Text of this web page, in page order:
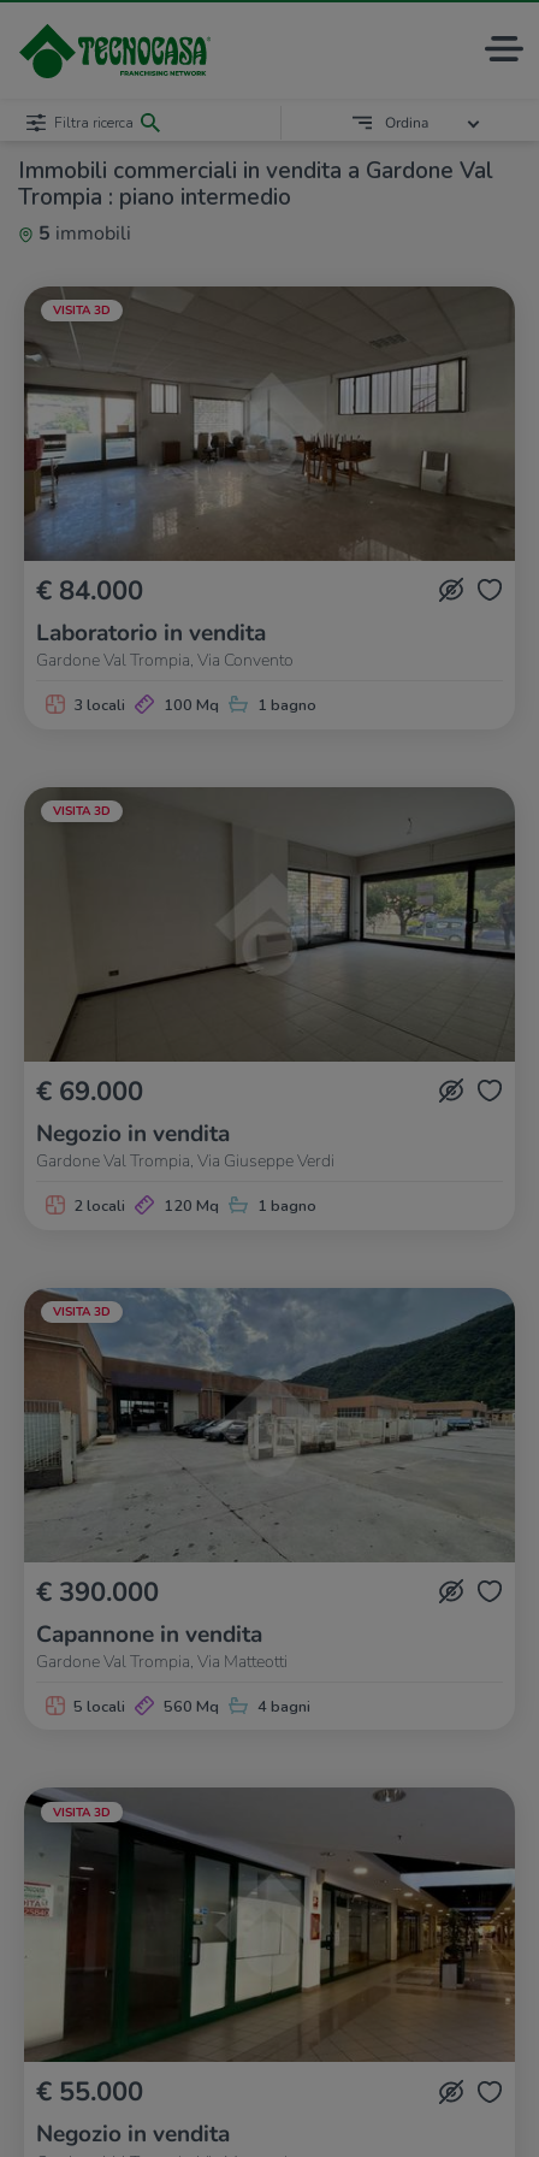
Immobili commerciali in vendita a Gardone Val
Trompia : piano intermedio
5 immobili
Filtra ricerca Ordina
VISITA 3D
€ 84.000
Laboratorio in vendita
Gardone Val Trompia, Via Convento
3 locali 100 Mq 1 bagno
VISITA 3D
€ 69.000
Negozio in vendita
Gardone Val Trompia, Via Giuseppe Verdi
2 locali 120 Mq 1 bagno
VISITA 3D
€ 390.000
Capannone in vendita
Gardone Val Trompia, Via Matteotti
5 locali 560 Mq 4 bagni
VISITA 3D
€ 55.000
Negozio in vendita